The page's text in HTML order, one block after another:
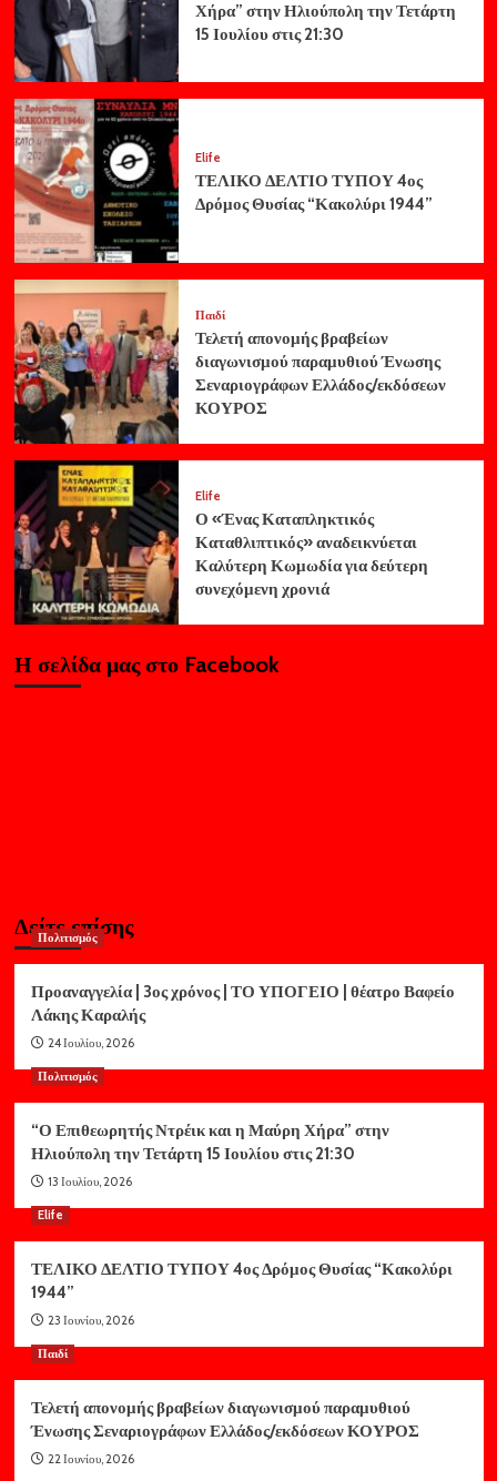
Χήρα” στην Ηλιούπολη την Τετάρτη
15 Ιουλίου στις 21:30
Elife
ΤΕΛΙΚΟ ΔΕΛΤΙΟ ΤΥΠΟΥ 4ος
Δρόμος Θυσίας “Κακολύρι 1944”
Παιδί
Τελετή απονομής βραβείων
διαγωνισμού παραμυθιού Ένωσης
Σεναριογράφων Ελλάδος/εκδόσεων
ΚΟΥΡΟΣ
Elife
Ο «Ένας Καταπληκτικός
Καταθλιπτικός» αναδεικνύεται
Καλύτερη Κωμωδία για δεύτερη
συνεχόμενη χρονιά
Η σελίδα μας στο Facebook
Δείτε επίσης
Πολιτισμός
Προαναγγελία | 3ος χρόνος | ΤΟ ΥΠΟΓΕΙΟ | θέατρο Βαφείο
Λάκης Καραλής
24 Ιουλίου, 2026
Πολιτισμός
“Ο Επιθεωρητής Ντρέικ και η Μαύρη Χήρα” στην
Ηλιούπολη την Τετάρτη 15 Ιουλίου στις 21:30
13 Ιουλίου, 2026
Elife
ΤΕΛΙΚΟ ΔΕΛΤΙΟ ΤΥΠΟΥ 4ος Δρόμος Θυσίας “Κακολύρι
1944”
23 Ιουνίου, 2026
Παιδί
Τελετή απονομής βραβείων διαγωνισμού παραμυθιού
Ένωσης Σεναριογράφων Ελλάδος/εκδόσεων ΚΟΥΡΟΣ
22 Ιουνίου, 2026